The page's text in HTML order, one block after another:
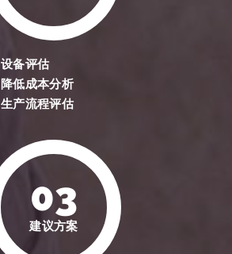
设备评估
降低成本分析
生产流程评估
03
建议方案